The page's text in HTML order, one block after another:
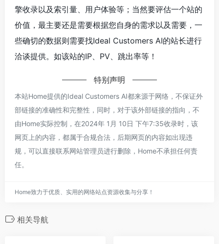
擎收录以及索引量、用户体验等；当然要评估一个站的
价值，最主要还是需要根据您自身的需求以及需要，一
些确切的数据则需要找Ideal Customers AI的站长进行
洽谈提供。如该站的IP、PV、跳出率等！
特别声明
本站Home提供的Ideal Customers AI都来源于网络，不保证外
部链接的准确性和完整性，同时，对于该外部链接的指向，不
由Home实际控制，在2024年 1月 10日 下午7:35收录时，该
网页上的内容，都属于合规合法，后期网页的内容如出现违
规，可以直接联系网站管理员进行删除，Home不承担任何责
任。
Home致力于优质、实用的网络站点资源收集与分享！
相关导航